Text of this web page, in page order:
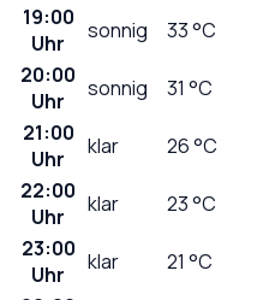
19:00
Uhr
sonnig 33°C
20:00
Uhr
sonnig 31 °C
21:00
Uhr
klar 26°C
22:00
Uhr
klar 23°C
23:00
Uhr
klar 21 °C